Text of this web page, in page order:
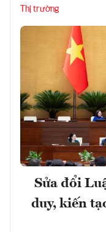
Thị trường
Sửa đổi
duy, kiến